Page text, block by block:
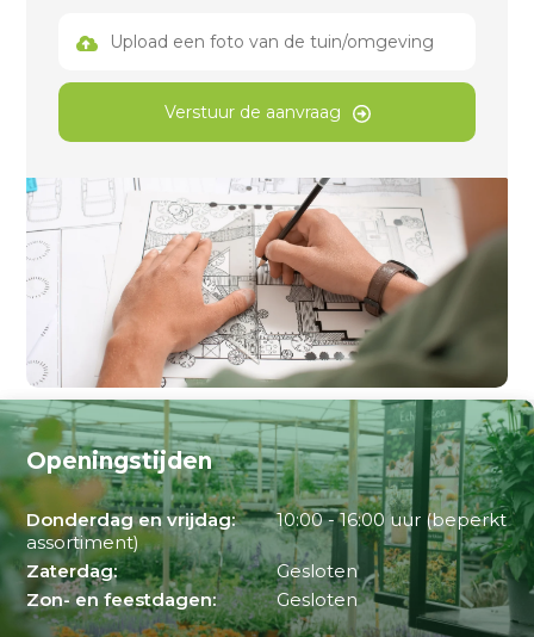
Upload een foto van de tuin/omgeving
Verstuur de aanvraag
Openingstijden
Donderdag en vrijdag:
10:00 - 16:00 uur (beperkt
assortiment)
Zaterdag:
Gesloten
Zon- en feestdagen:
Gesloten